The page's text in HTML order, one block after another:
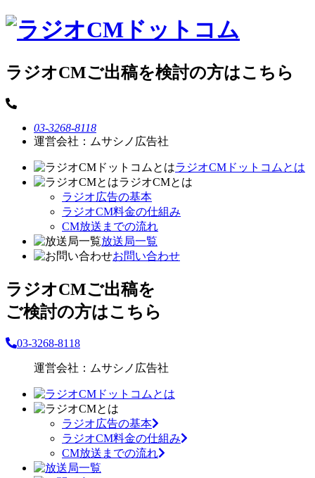
ラジオCMご出稿を検討の方はこちら
03-3268-8118
運営会社：ムサシノ広告社
ラジオCMドットコムとは
ラジオCMとは
ラジオ広告の基本
ラジオCM料金の仕組み
CM放送までの流れ
放送局一覧
お問い合わせ
ラジオCMご出稿を
ご検討の方はこちら
03-3268-8118
運営会社：ムサシノ広告社
ラジオ広告の基本
ラジオCM料金の仕組み
CM放送までの流れ